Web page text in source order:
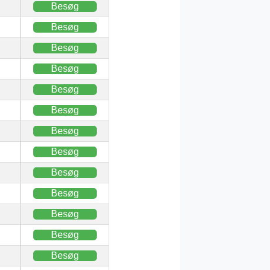
Besøg
Besøg
Besøg
Besøg
Besøg
Besøg
Besøg
Besøg
Besøg
Besøg
Besøg
Besøg
Besøg